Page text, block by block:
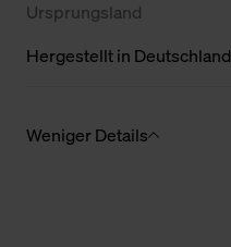
Ursprungsland
Hergestellt in Deutschland
Weniger Details